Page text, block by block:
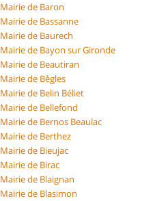
Mairie de Baron
Mairie de Bassanne
Mairie de Baurech
Mairie de Bayon sur Gironde
Mairie de Beautiran
Mairie de Bègles
Mairie de Belin Béliet
Mairie de Bellefond
Mairie de Bernos Beaulac
Mairie de Berthez
Mairie de Bieujac
Mairie de Birac
Mairie de Blaignan
Mairie de Blasimon